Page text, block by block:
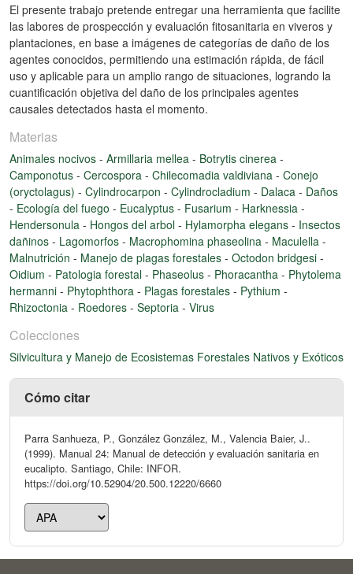
El presente trabajo pretende entregar una herramienta que facilite
las labores de prospección y evaluación fitosanitaria en viveros y
plantaciones, en base a imágenes de categorías de daño de los
agentes conocidos, permitiendo una estimación rápida, de fácil
uso y aplicable para un amplio rango de situaciones, logrando la
cuantificación objetiva del daño de los principales agentes
causales detectados hasta el momento.
Materias
Animales nocivos - Armillaria mellea - Botrytis cinerea -
Camponotus - Cercospora - Chilecomadia valdiviana - Conejo
(oryctolagus) - Cylindrocarpon - Cylindrocladium - Dalaca - Daños
- Ecología del fuego - Eucalyptus - Fusarium - Harknessia -
Hendersonula - Hongos del arbol - Hylamorpha elegans - Insectos
dañinos - Lagomorfos - Macrophomina phaseolina - Maculella -
Malnutrición - Manejo de plagas forestales - Octodon bridgesi -
Oidium - Patologia forestal - Phaseolus - Phoracantha - Phytolema
hermanni - Phytophthora - Plagas forestales - Pythium -
Rhizoctonia - Roedores - Septoria - Virus
Colecciones
Silvicultura y Manejo de Ecosistemas Forestales Nativos y Exóticos
Cómo citar
Parra Sanhueza, P., González González, M., Valencia Baier, J..
(1999). Manual 24: Manual de detección y evaluación sanitaria en
eucalipto. Santiago, Chile: INFOR.
https://doi.org/10.52904/20.500.12220/6660